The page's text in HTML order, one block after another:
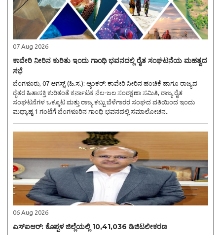
07 Aug 2026
ಕಾವೇರಿ ನೀರಿನ ಕುರಿತು ಇಂದು ಗಾಂಧಿ ಭವನದಲ್ಲಿ ರೈತ ಸಂಘಟನೆಯ ಮಹತ್ವದ
ಸಭೆ
ಬೆಂಗಳೂರು, 07 ಆಗಸ್ಟ್ (ಹಿ.ಸ.): ಆ್ಯಂಕರ್: ಕಾವೇರಿ ನೀರಿನ ಹಂಚಿಕೆ ಹಾಗೂ ರಾಜ್ಯದ
ರೈತರ ಹಿತಾಸಕ್ತಿ ಕುರಿತಂತೆ ಕರ್ನಾಟಕ ನೆಲ-ಜಲ ಸಂರಕ್ಷಣಾ ಸಮಿತಿ, ರಾಜ್ಯ ರೈತ
ಸಂಘಟನೆಗಳ ಒಕ್ಕೂಟ ಮತ್ತು ರಾಜ್ಯ ಕಬ್ಬು ಬೆಳೆಗಾರರ ಸಂಘದ ವತಿಯಿಂದ ಇಂದು
ಮಧ್ಯಾಹ್ನ 1 ಗಂಟೆಗೆ ಬೆಂಗಳೂರಿನ ಗಾಂಧಿ ಭವನದಲ್ಲಿ ಸಮಾಲೋಚನ..
06 Aug 2026
ಎಸ್ಐಆರ್: ಕೊಪ್ಪಳ ಜಿಲ್ಲೆಯಲ್ಲಿ 10,41,036 ಡಿಜಿಟಲೀಕರಣ